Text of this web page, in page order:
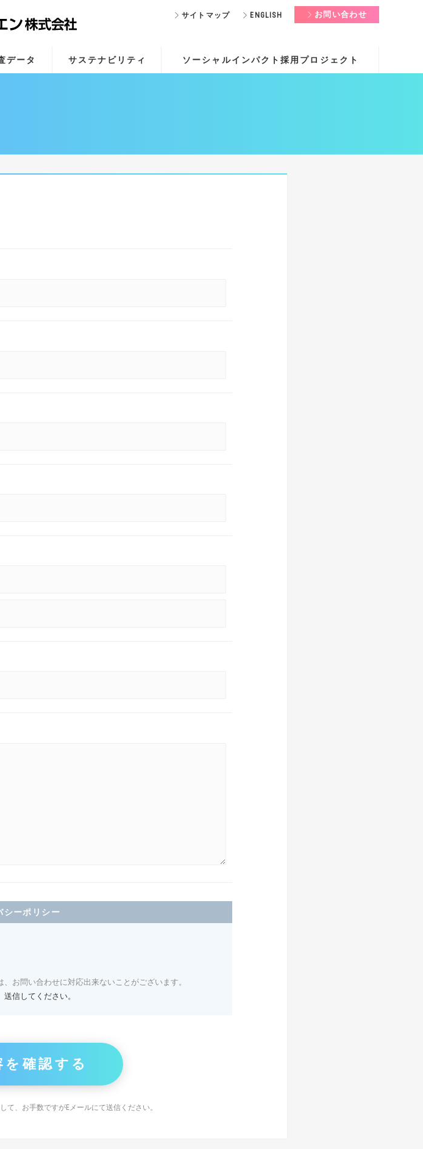
データ サステナビリティ ソーシャルインパクト採用プロジェクト
サイトマップ ENGLISH お問い合わせ
シーポリシー
お問い合わせに対応出来ないことがございます。
信してください。
を確認する
て、 お手数ですがEメールにて送信ください。